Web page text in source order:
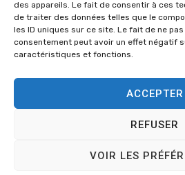
des appareils. Le fait de consentir à ces
de traiter des données telles que le
les ID uniques sur ce site. Le fait de ne
consentement peut avoir un effet négatif
caractéristiques et fonctions.
ACCEPTER
REFUSER
VOIR LES
Crozat et Associée, tous